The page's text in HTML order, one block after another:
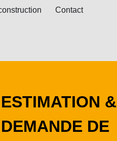
Contact
ESTIMATION &
DEMANDE DE